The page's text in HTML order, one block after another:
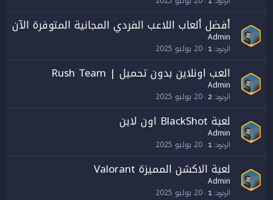
أفضل ألعاب اللاعب الفردي المجانية المتوفرة الآن
Admin
الردود 1 20 يوليو 2025
العب اونلاين بدون تحميل | Rush Team
Admin
الردود 2 20 يوليو 2025
لعبة BlackShot اون لاين
Admin
الردود 1 20 يوليو 2025
لعبة الاكشن المميزة Valorant
Admin
الردود 1 20 يوليو 2025